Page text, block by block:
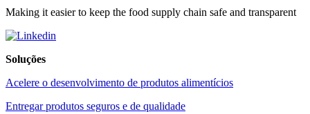
Making it easier to keep the food supply chain safe and transparent
Soluções
Acelere o desenvolvimento de produtos alimentícios
Entregar produtos seguros e de qualidade